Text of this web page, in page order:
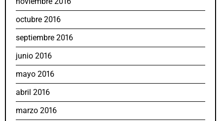
octubre 2016
septiembre 2016
junio 2016
mayo 2016
abril 2016
marzo 2016